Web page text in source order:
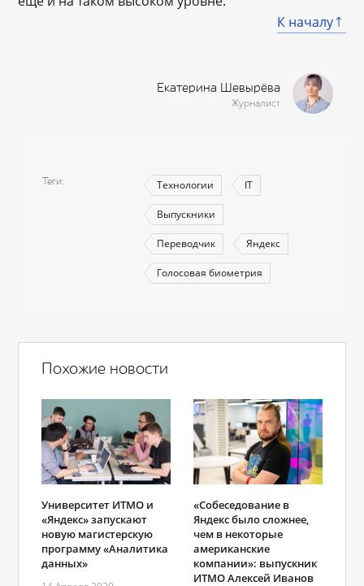
К началу
Екатерина Шевырёва
Журналист
Теги Технологии IT
Выпускники
Переводчик Яндекс
Голосовая биометрия
Похожие новости
Университет ИТМО и
«Яндекс» запускают
новую магистерскую
программу «Аналитика
данных»
«Собеседование в
Яндекс было сложнее,
чем в некоторые
американские
компании»: выпускник
ИТМО Алексей Иванов